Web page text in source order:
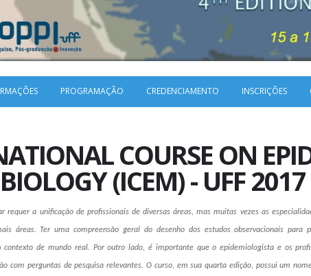
PROGRAMAÇÃO CREDENCIAMENTO INSCRIÇÕES
COURSE ON
(ICEM) - UFF 2017
requer a unificação de profissionais de diversas áreas, mas muitas vezes as
áreas. Ter uma compreensão geral do desenho dos estudos observacionais
contexto de mundo real. Por outro lado, é importante que o epidemiologista e os
com perguntas de pesquisa relevantes. O curso, em sua quarta edição, possui um